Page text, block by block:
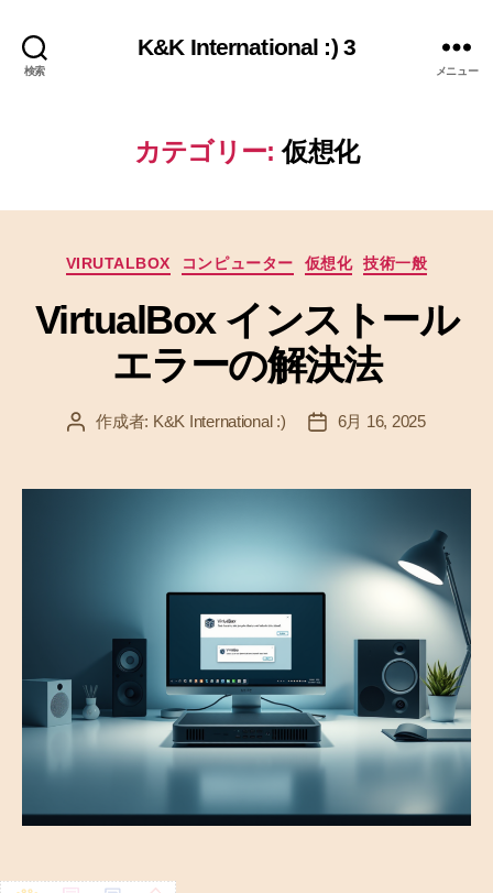
検索
K&K International :) 3
メニュー
カテゴリー: 仮想化
カ
ゴ
リ
ー
VIRUTALBOX コンピューター 仮想化 技術一般
VirtualBox インストール
エラーの解決法
投 作成者: K&K International :)
投 6月 16, 2025